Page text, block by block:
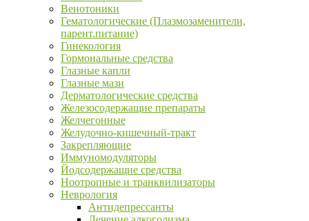
Венотоники
Гематологические (Плазмозаменители,
парент.питание)
Гинекология
Гормональные средства
Глазные капли
Глазные мази
Дерматологические средства
Железосодержащие препараты
Желчегонные
Желудочно-кишечный-тракт
Закрепляющие
Иммуномодуляторы
Йодсодержащие средства
Ноотропные и транквилизаторы
Неврология
Антидепрессанты